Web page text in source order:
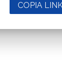
COPIA